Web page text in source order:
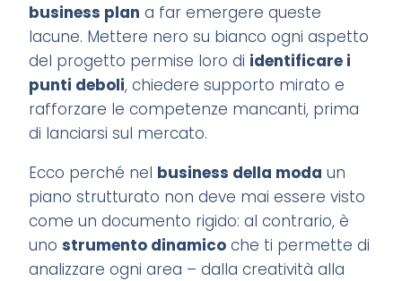
business plan a far emergere queste
lacune. Mettere nero su bianco ogni aspetto
del progetto permise loro di identificare i
punti deboli, chiedere supporto mirato e
rafforzare le competenze mancanti, prima
di lanciarsi sul mercato.
Ecco perché nel business della moda un
piano strutturato non deve mai essere visto
come un documento rigido: al contrario, è
unostrumento dinamico che ti permette di
analizzare ogni area – dalla creatività alla